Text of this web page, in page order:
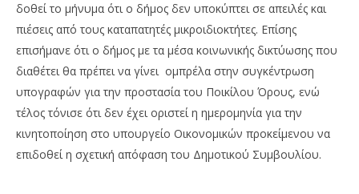
δοθεί το μήνυμα ότι ο δήμος δεν υποκύπτει σε απειλές και
πιέσεις από τους καταπατητές μικροιδιοκτήτες. Επίσης
επισήμανε ότι ο δήμος με τα μέσα κοινωνικής δικτύωσης που
διαθέτει θα πρέπει να γίνει ομπρέλα στην συγκέντρωση
υπογραφών για την προστασία του Ποικίλου Όρους, ενώ
τέλος τόνισε ότι δεν έχει οριστεί η ημερομηνία για την
κινητοποίηση στο υπουργείο Οικονομικών προκείμενου να
επιδοθεί η σχετική απόφαση του Δημοτικού Συμβουλίου.